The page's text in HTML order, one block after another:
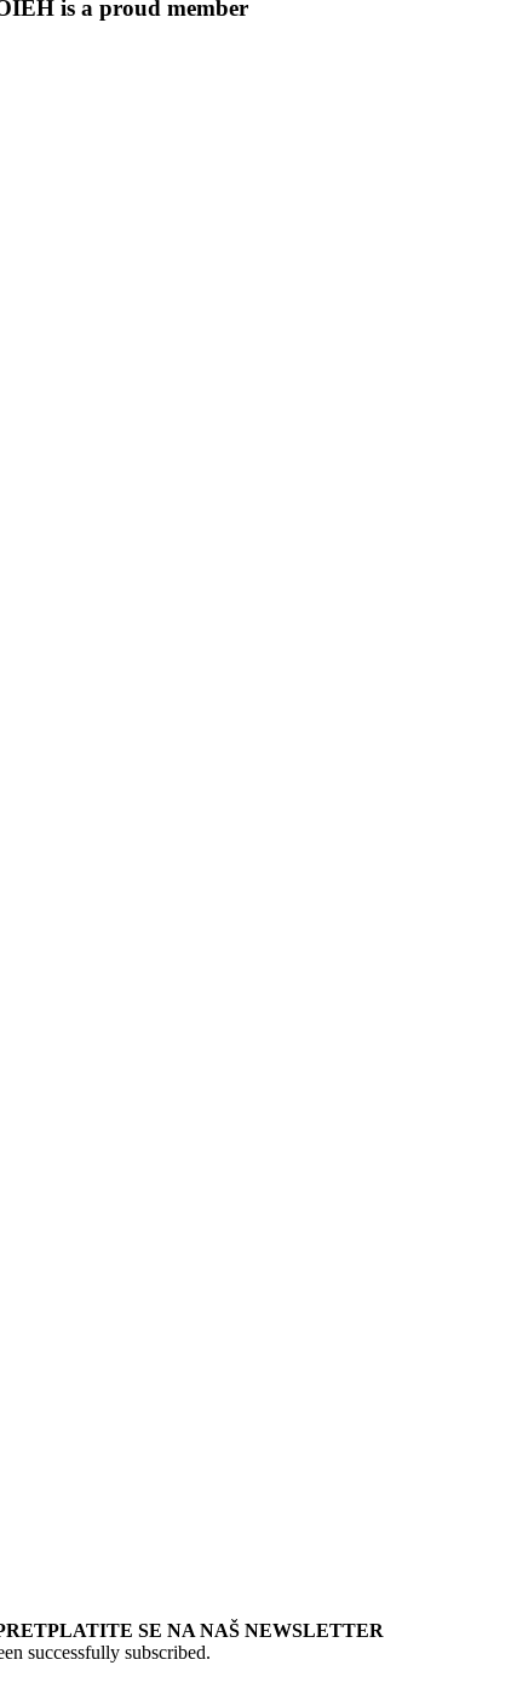
is a proud member
SE NA NAŠ NEWSLETTER
successfully subscribed.